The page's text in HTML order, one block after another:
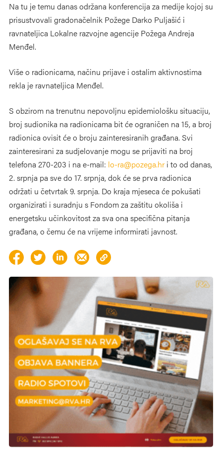
Na tu je temu danas održana konferencija za medije kojoj su
prisustvovali gradonačelnik Požege Darko Puljašić i
ravnateljica Lokalne razvojne agencije Požega Andreja
Menđel.
Više o radionicama, načinu prijave i ostalim aktivnostima
rekla je ravnateljica Menđel.
S obzirom na trenutnu nepovoljnu epidemiološku situaciju,
broj sudionika na radionicama bit će ograničen na 15, a broj
radionica ovisit će o broju zainteresiranih građana. Svi
zainteresirani za sudjelovanje mogu se prijaviti na broj
telefona 270-203 i na e-mail: lo-ra@pozega.hr i to od danas,
2. srpnja pa sve do 17. srpnja, dok će se prva radionica
održati u četvrtak 9. srpnja. Do kraja mjeseca će pokušati
organizirati i suradnju s Fondom za zaštitu okoliša i
energetsku učinkovitost za sva ona specifična pitanja
građana, o čemu će na vrijeme informirati javnost.